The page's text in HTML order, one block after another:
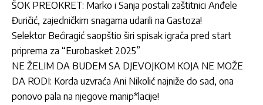
ŠOK PREOKRET: Marko i Sanja postali zaštitnici Anđele
Đuričić, zajedničkim snagama udarili na Gastoza!
Selektor Bećiragić saopštio širi spisak igrača pred start
priprema za “Eurobasket 2025”
NE ŽELIM DA BUDEM SA DJEVOJKOM KOJA NE MOŽE
DA RODI: Korda uzvraća Ani Nikolić najniže do sad, ona
ponovo pala na njegove manip*lacije!